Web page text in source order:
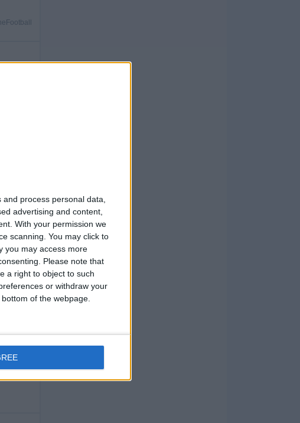
process personal data,
advertising and content,
With your permission we
scanning. You may click to
you may access more
Please note that
a right to object to such
or withdraw your
of the webpage.